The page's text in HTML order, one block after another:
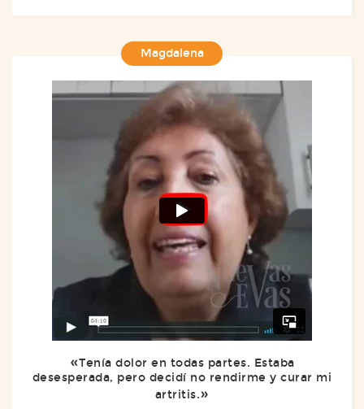
Magdalena
Tenía dolor en todas partes. Estaba
desesperada, pero decidí no rendirme y curar mi
artritis.